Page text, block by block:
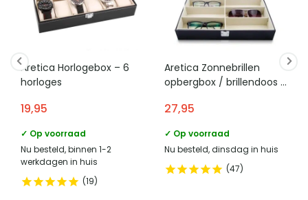
Aretica Horlogebox – 6
horloges
19,95
✓ Op voorraad
Nu besteld, binnen 1-2
werkdagen in huis
19
Aretica Zonnebrillen
opbergbox / brillendoos –
27,95
✓ Op voorraad
Nu besteld, dinsdag in huis
47